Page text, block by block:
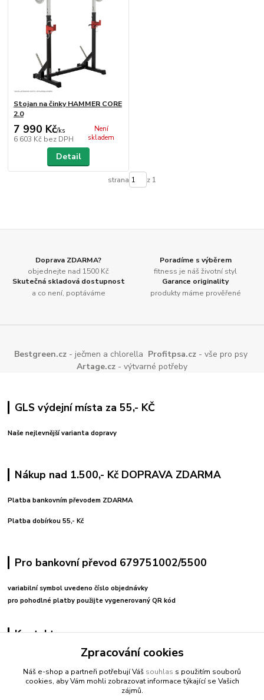
Stojan na činky HAMMER CORE
2.0
7 990 Kč/ks
6 603 Kč bez DPH
Není
skladem
Detail
strana z 1
Doprava ZDARMA?
objednejte nad 1500 Kč
Poradíme s výběrem
fitness je náš životní styl
Skutečná skladová dostupnost
a co není, poptáváme
Garance originality
produkty máme prověřené
Bestgreen.cz - ječmen a chlorella Profitpsa.cz - vše pro psy
Artage.cz - výtvarné potřeby
GLS výdejní místa za 55,- KČ
Naše nejlevnější varianta dopravy
Nákup nad 1.500,- Kč DOPRAVA ZDARMA
Platba bankovním převodem ZDARMA
Platba dobírkou 55,- Kč
Pro bankovní převod 679751002/5500
variabilní symbol uvedeno číslo objednávky
pro pohodlné platby použijte vygenerovaný QR kód
Kontakty
+420 608212713
fitnessio@post.cz
Zpracování cookies
Náš e-shop a partneři potřebují Váš souhlas s použitím souborů
cookies, aby Vám mohli zobrazovat informace týkající se Vašich
zájmů.